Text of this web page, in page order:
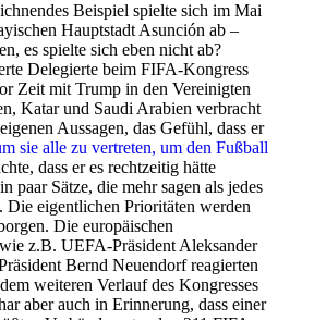
Beispiel spielte sich im Mai
Hauptstadt Asunción ab –
es spielte sich eben nicht ab?
Delegierte beim FIFA-Kongress
Zeit mit Trump in den Vereinigten
Katar und Saudi Arabien verbracht
Aussagen, das Gefühl, dass er
sie alle zu vertreten, um den Fußball
dass er es rechtzeitig hätte
paar Sätze, die mehr sagen als jedes
Die eigentlichen Prioritäten werden
Die europäischen
z.B. UEFA-Präsident Aleksander
Bernd Neuendorf reagierten
weiteren Verlauf des Kongresses
aber auch in Erinnerung, dass einer